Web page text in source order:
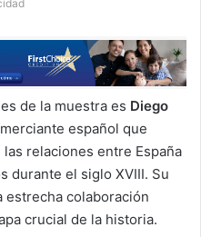
de la muestra es Diego
español que
relaciones entre España
durante el siglo XVIII. Su
colaboración
crucial de la historia.